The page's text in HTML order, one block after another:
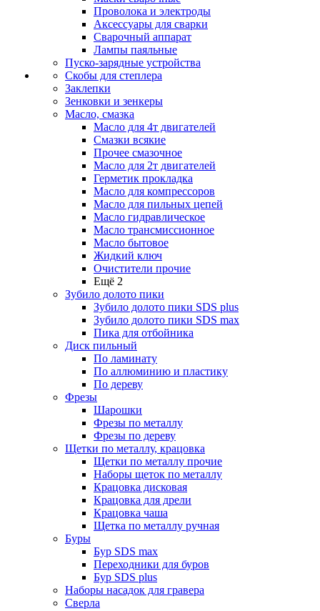
Проволока и электроды
Аксессуары для сварки
Сварочный аппарат
Лампы паяльные
Пуско-зарядные устройства
Скобы для степлера
Заклепки
Зенковки и зенкеры
Масло, смазка
Масло для 4т двигателей
Смазки всякие
Прочее смазочное
Масло для 2т двигателей
Герметик прокладка
Масло для компрессоров
Масло для пильных цепей
Масло гидравлическое
Масло трансмиссионное
Масло бытовое
Жидкий ключ
Очистители прочие
Ещё 2
Зубило долото пики
Зубило долото пики SDS plus
Зубило долото пики SDS max
Пика для отбойника
Диск пильный
По ламинату
По аллюминию и пластику
По дереву
Фрезы
Шарошки
Фрезы по металлу
Фрезы по дереву
Щетки по металлу, крацовка
Щетки по металлу прочие
Наборы щеток по металлу
Крацовка дисковая
Крацовка для дрели
Крацовка чаша
Щетка по металлу ручная
Буры
Бур SDS max
Переходники для буров
Бур SDS plus
Наборы насадок для гравера
Сверла